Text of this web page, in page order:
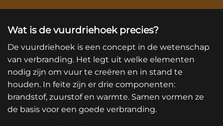
Wat is de vuurdriehoek precies?
De vuurdriehoek is een concept in de wetenschap
van verbranding. Het legt uit welke elementen
nodig zijn om vuur te creëren en in stand te
houden. In feite zijn er drie componenten:
brandstof, zuurstof en warmte. Samen vormen ze
de basis voor een goede verbranding.